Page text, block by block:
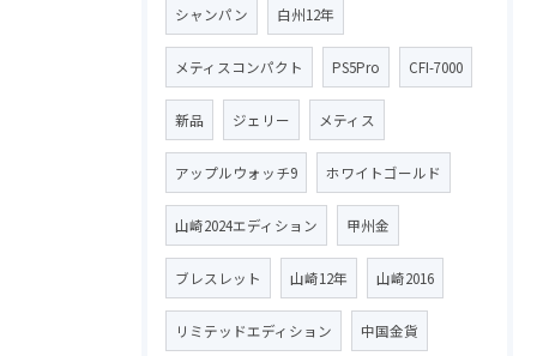
シャンパン 白州12年
メティスコンパクト PS5Pro CFI-7000
新品 ジェリー メティス
アップルウォッチ9 ホワイトゴールド
山崎2024エディション 甲州金
ブレスレット 山崎12年 山崎2016
リミテッドエディション 中国金貨